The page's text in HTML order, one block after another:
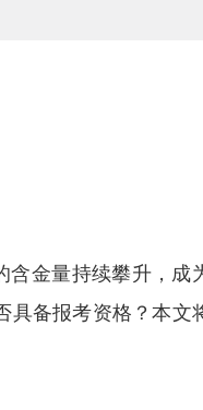
含金量持续攀升，成
具备报考资格？本文